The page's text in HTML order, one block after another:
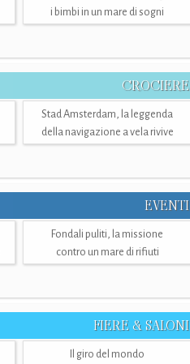
i bimbi in un mare di sogni
CROCIERE
Stad Amsterdam, la leggenda
della navigazione a vela rivive
EVENTI
Fondali puliti, la missione
contro un mare di rifiuti
FIERE & SALONI
Il giro del mondo